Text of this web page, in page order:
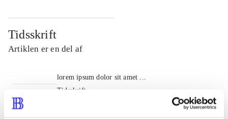
Tidsskrift
Artiklen er en del af
lorem ipsum dolor sit amet ...
Tidsskrift
Artiklerne i